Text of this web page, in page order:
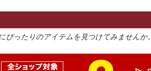
ぴったりのアイテムを見つけてみませんか。